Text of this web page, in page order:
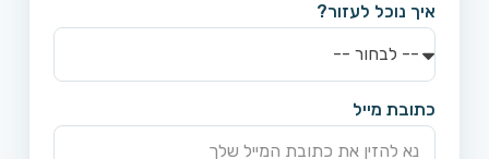
איך נוכל לעזור?
כתובת מייל